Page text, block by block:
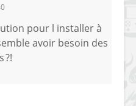
pour l installer à
avoir besoin des
?!